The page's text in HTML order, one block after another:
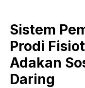
Sistem
Prodi
Adakan
Daring